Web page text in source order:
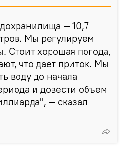
— 10,7
Мы регулируем
Стоит хорошая погода,
что дает приток. Мы
воду до начала
и довести объем
— сказал